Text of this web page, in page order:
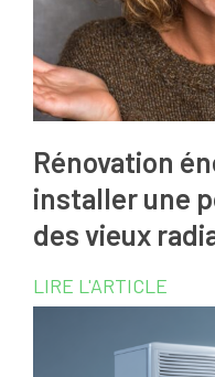
Rénovation
installer une
des vieux
LIRE L'ARTICLE